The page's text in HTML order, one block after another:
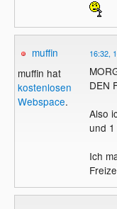
muffin
muffin hat
kostenlosen
Webspace.
16:32,
DEN
Also
und 1
Ich